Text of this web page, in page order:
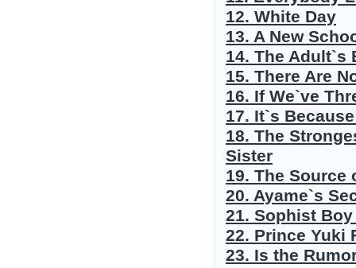
12. White Day
13. A New
14. The Adult`s
15. There Are
16. If We`ve
17. It`s
18. The
Sister
19. The Source
20. Ayame`s
21. Sophist
22. Prince Yuki
23. Is the